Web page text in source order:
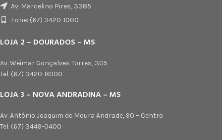
Av. Marcelino Pires, 3385
Fone: (67) 3420-1000
LOJA 2 – DOURADOS – MS
Av. Weimar Gonçalves Torres, 305
Tel. (67) 3420-8000
LOJA 3 – NOVA ANDRADINA – MS
Av. Antônio Joaquim de Moura Andrade, 90 – Centro
Tel. (67) 3449-0400